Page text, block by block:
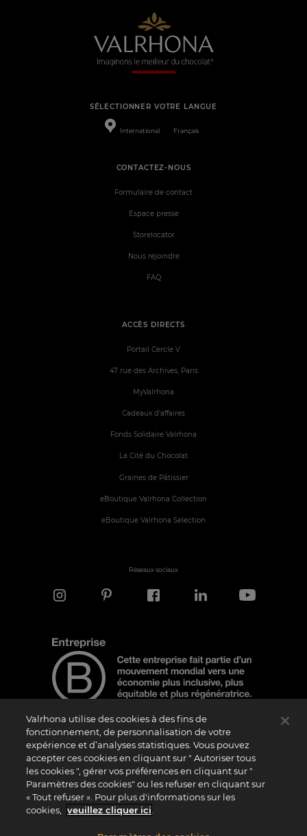
SÉLECTIONNER VOTRE LANGUE
International Français
ACCÈS DIRECTS
Portail Cercle V
47 rue des Archives, Paris
MyValrhona
Cadeaux d'affaires
Fonds Solidaire Valrhona
La Cité du Chocolat
Graines de Pâtissier
eBoutique Valrhona Collection
eBoutique Valrhona Selection
CONTACTEZ-NOUS
Formulaire de contact
Espace presse
Storelocator
Nous rejoindre
FAQ
Réseaux sociaux
Note d'information
Le logo “Certified B Corporation” est attribué par B Lab, une organisation privée à
but non lucratif, aux entreprises qui, comme la nôtre, ont réalisé avec succès le B
Impact Assessment (“BIA”) et répondent aux exigences de B Lab en matière de
performance sociale et environnementale, de responsabilité et de transparence. Il
est précisé que B Lab n’est pas un organisme d’évaluation de la conformité au sens
du règlement (UE) n° 765/2008, ni un organisme de normalisation national,
Valrhona utilise des cookies à des fins de
fonctionnement, de personnalisation de votre
expérience et d’analyses statistiques. Vous pouvez
accepter ces cookies en cliquant sur " Autoriser tous
les cookies ", gérer vos préférences en cliquant sur "
Paramètres des cookies" ou les refuser en cliquant sur
« Tout refuser ». Pour plus d'informations sur les
cookies,
veuillez cliquer ici